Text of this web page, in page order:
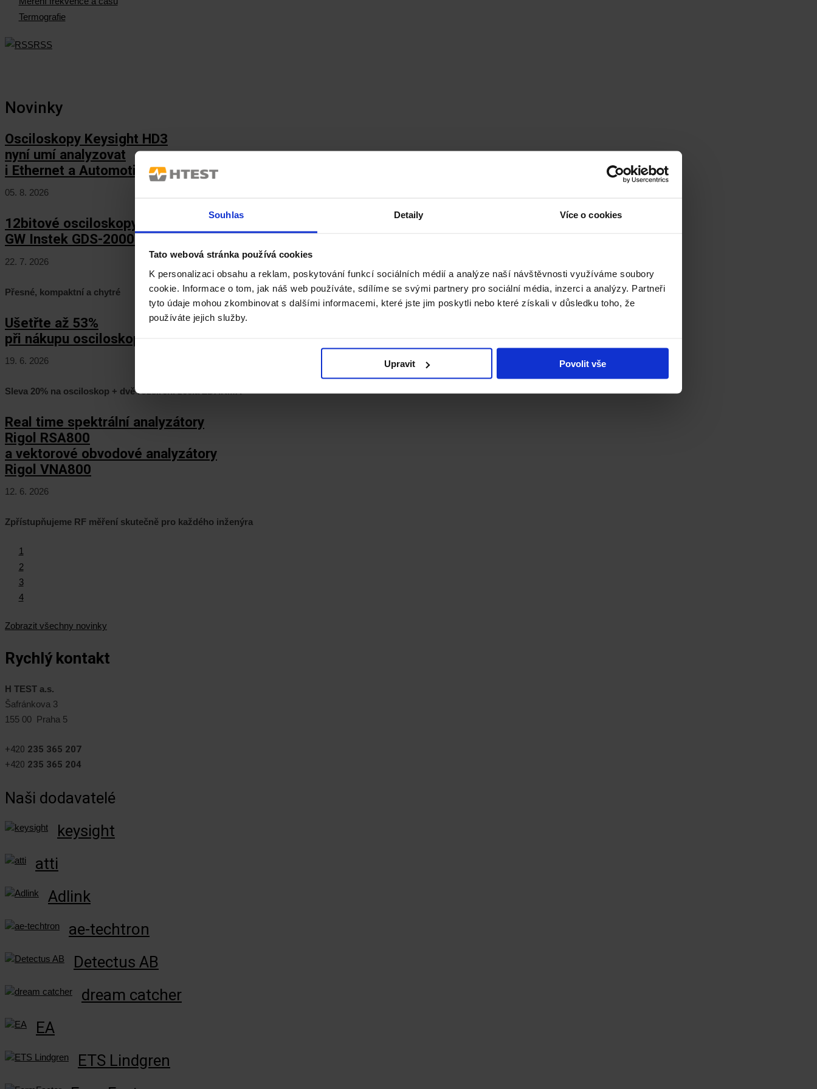
Souhlas Detaily Více o cookies
Tato webová stránka používá cookies
K personalizaci obsahu a reklam, poskytování funkcí sociálních médií a analýze naší návštěvnosti využíváme soubory
cookie. Informace o tom, jak náš web používáte, sdílíme se svými partnery pro sociální média, inzerci a analýzy. Partneři
tyto údaje mohou zkombinovat s dalšími informacemi, které jste jim poskytli nebo které získali v důsledku toho, že
používáte jejich služby.
Upravit Povolit vše
Termografie
RSS
Novinky
Osciloskopy Keysight HD3
nyní umí analyzovat
i Ethernet a Automotive Ethernet!
05. 8. 2026
12bitové osciloskopy
GW Instek GDS-2000HD/HG
22. 7. 2026
Přesné, kompaktní a chytré
Ušetřte až 53%
při nákupu osciloskopů Keysight HD3!
19. 6. 2026
Sleva 20% na osciloskop + dvě rozšíření zcela ZDARMA
Real time spektrální analyzátory
Rigol RSA800
a vektorové obvodové analyzátory
Rigol VNA800
12. 6. 2026
Zpřístupňujeme RF měření skutečně pro každého inženýra
1
2
3
4
Zobrazit všechny novinky
Rychlý kontakt
H TEST a.s.
Šafránkova 3
155 00 Praha 5
+420 235 365 207
+420 235 365 204
Naši dodavatelé
keysight
atti
Adlink
ae-techtron
Detectus AB
dream catcher
EA
ETS Lindgren